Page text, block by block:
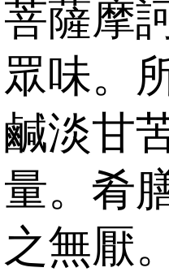
菩薩摩
眾味。
鹹淡甘
量。肴
之無厭